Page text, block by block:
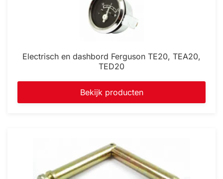
Electrisch en dashbord Ferguson TE20, TEA20,
TED20
Bekijk producten